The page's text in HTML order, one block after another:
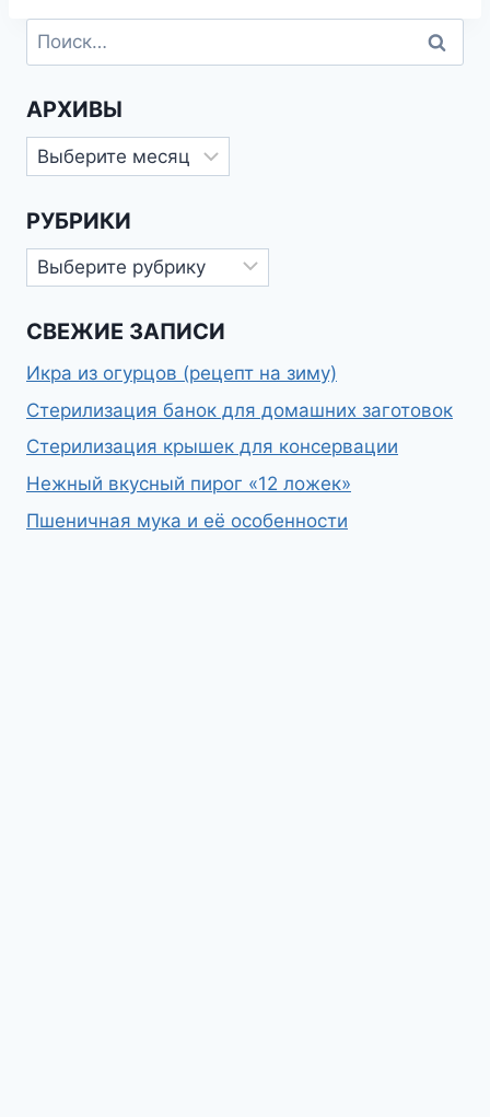
Найти:
АРХИВЫ
Архивы
РУБРИКИ
Рубрики
СВЕЖИЕ ЗАПИСИ
Икра из огурцов (рецепт на зиму)
Стерилизация банок для домашних заготовок
Стерилизация крышек для консервации
Нежный вкусный пирог «12 ложек»
Пшеничная мука и её особенности